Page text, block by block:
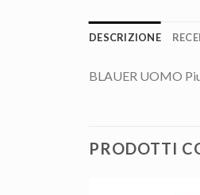
DESCRIZIONE
BLAUER UOMO
PRODOTTI